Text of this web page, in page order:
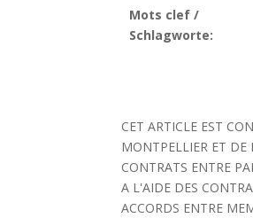
Mots clef /
Schlagworte:
CET ARTICLE EST
MONTPELLIER ET DE
CONTRATS ENTRE
A L'AIDE DES
ACCORDS ENTRE